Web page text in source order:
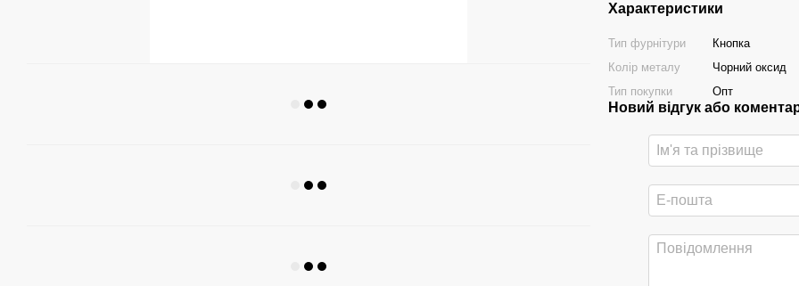
Характеристики
Тип фурнітури
Кнопка
Колір металу
Чорний оксид
Тип покупки
Опт
Новий відгук або